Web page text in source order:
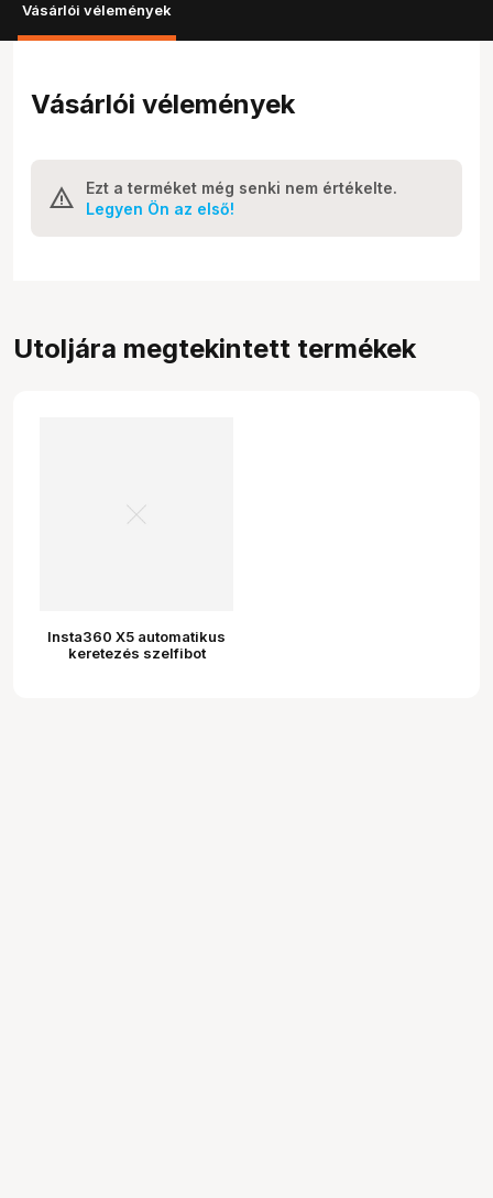
Vásárlói vélemények
Vásárlói vélemények
Ezt a terméket még senki nem értékelte.
Legyen Ön az első!
Utoljára megtekintett termékek
Insta360 X5 automatikus
keretezés szelfibot